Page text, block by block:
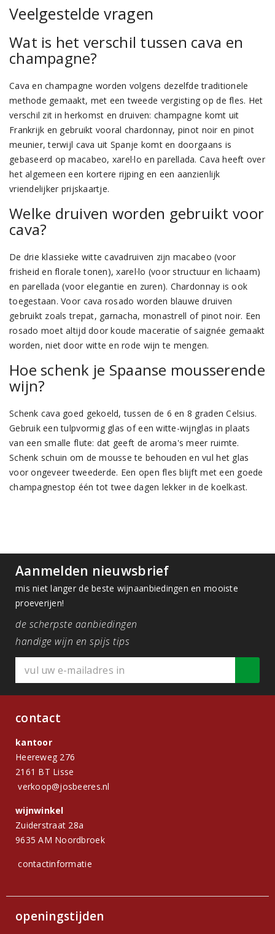
Veelgestelde vragen
Wat is het verschil tussen cava en
champagne?
Cava en champagne worden volgens dezelfde traditionele
methode gemaakt, met een tweede vergisting op de fles. Het
verschil zit in herkomst en druiven: champagne komt uit
Frankrijk en gebruikt vooral chardonnay, pinot noir en pinot
meunier, terwijl cava uit Spanje komt en doorgaans is
gebaseerd op macabeo, xarel·lo en parellada. Cava heeft over
het algemeen een kortere rijping en een aanzienlijk
vriendelijker prijskaartje.
Welke druiven worden gebruikt voor
cava?
De drie klassieke witte cavadruiven zijn macabeo (voor
frisheid en florale tonen), xarel·lo (voor structuur en lichaam)
en parellada (voor elegantie en zuren). Chardonnay is ook
toegestaan. Voor cava rosado worden blauwe druiven
gebruikt zoals trepat, garnacha, monastrell of pinot noir. Een
rosado moet altijd door koude maceratie of saignée gemaakt
worden, niet door witte en rode wijn te mengen.
Hoe schenk je Spaanse mousserende
wijn?
Schenk cava goed gekoeld, tussen de 6 en 8 graden Celsius.
Gebruik een tulpvormig glas of een witte-wijnglas in plaats
van een smalle flute: dat geeft de aroma's meer ruimte.
Schenk schuin om de mousse te behouden en vul het glas
voor ongeveer tweederde. Een open fles blijft met een goede
champagnestop één tot twee dagen lekker in de koelkast.
Aanmelden nieuwsbrief
mis niet langer de beste wijnaanbiedingen en mooiste
proeverijen!
de scherpste aanbiedingen
handige wijn en spijs tips
contact
kantoor
Heereweg 276
2161 BT Lisse
verkoop@josbeeres.nl
wijnwinkel
Zuiderstraat 28a
9635 AM Noordbroek
contactinformatie
openingstijden